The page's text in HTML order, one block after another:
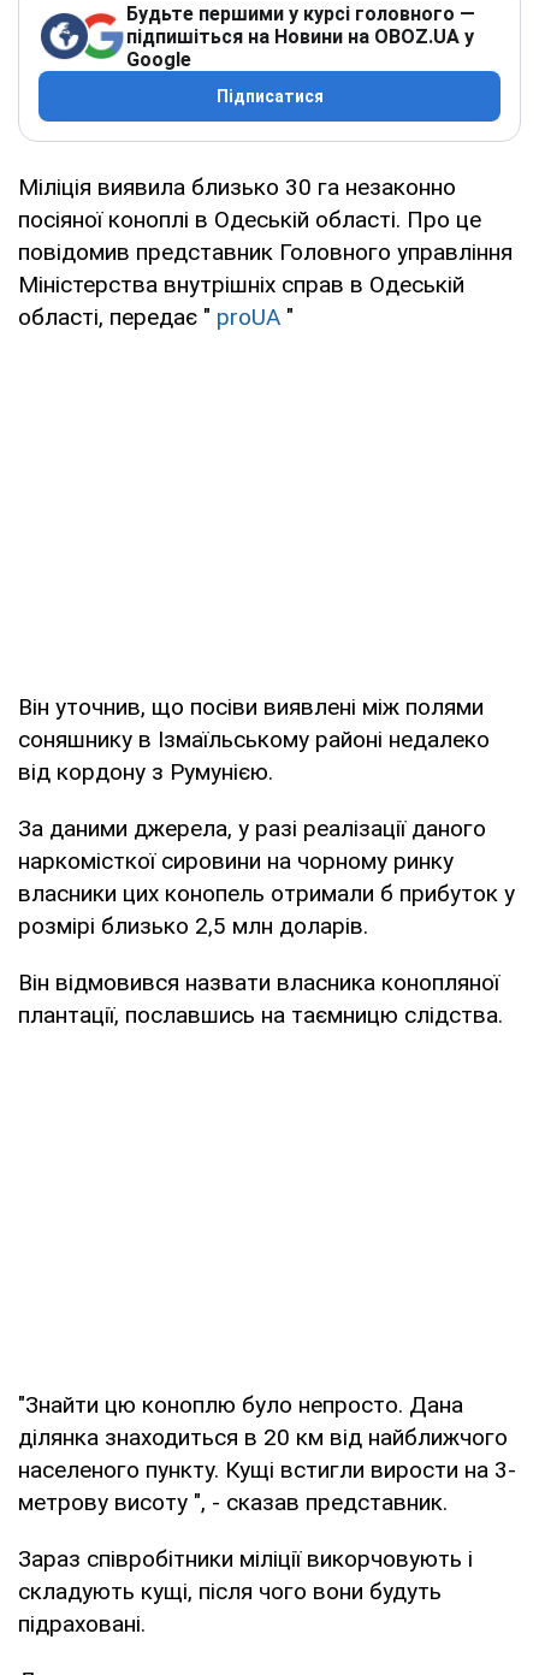
Будьте першими у курсі головного —
підпишіться на Новини на OBOZ.UA у
Google
Підписатися
Міліція виявила близько 30 га незаконно
посіяної коноплі в Одеській області. Про це
повідомив представник Головного управління
Міністерства внутрішніх справ в Одеській
області, передає " proUA "
Він уточнив, що посіви виявлені між полями
соняшнику в Ізмаїльському районі недалеко
від кордону з Румунією.
За даними джерела, у разі реалізації даного
наркомісткої сировини на чорному ринку
власники цих конопель отримали б прибуток у
розмірі близько 2,5 млн доларів.
Він відмовився назвати власника конопляної
плантації, пославшись на таємницю слідства.
"Знайти цю коноплю було непросто. Дана
ділянка знаходиться в 20 км від найближчого
населеного пункту. Кущі встигли вирости на 3-
метрову висоту ", - сказав представник.
Зараз співробітники міліції викорчовують і
складують кущі, після чого вони будуть
підраховані.